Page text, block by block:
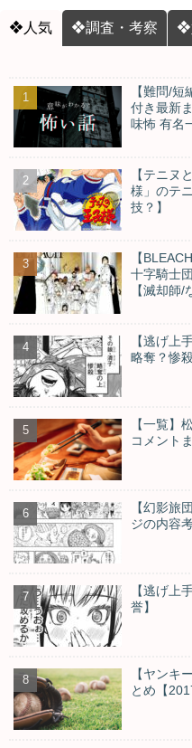
❖人気 ❖調査・考察 ❖
【難問/
付き最新
味怖 有名
【テニヌ
様」のテ
技？】
【
十字騎士
【滅却師/
【逃げ上
略奪？惨
【一覧】
コメント
【幻影旅
ジの内容
【逃げ上
誉】
【ヤンキ
とめ【